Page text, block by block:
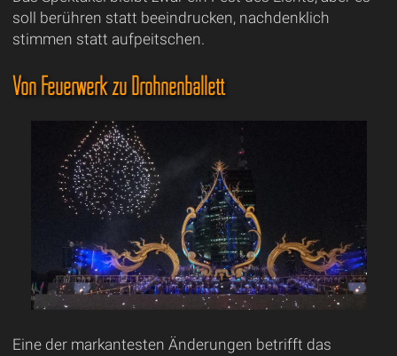
soll berühren statt beeindrucken, nachdenklich
stimmen statt aufpeitschen.
Von Feuerwerk zu Drohnenballett
Eine der markantesten Änderungen betrifft das